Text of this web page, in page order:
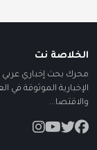
الخلاصة نت
محرك بحث إخباري عربي
الإخبارية الموثوقة في
والاقتصا...